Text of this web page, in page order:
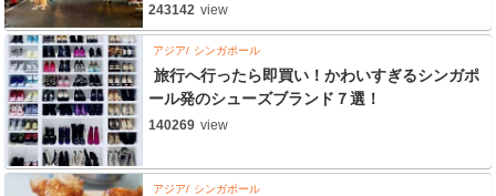
243142 view
アジア シンガポール
旅行へ行ったら即買い！かわいすぎるシンガポ
ール発のシューズブランド７選！
140269 view
アジア シンガポール